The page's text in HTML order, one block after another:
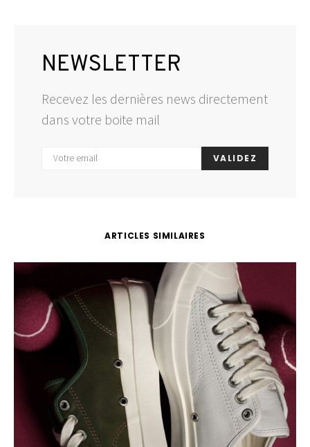
NEWSLETTER
Recevez les dernières news directement
dans votre boite mail
VALIDEZ
ARTICLES SIMILAIRES